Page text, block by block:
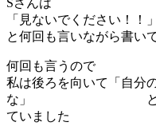
Sさんは
「見ないでください！！」
と何回も言いながら書い
何回も言うので
私は後ろを向いて「自分
な」 と思いなが
ていました